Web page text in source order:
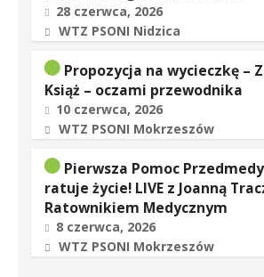
28 czerwca, 2026
WTZ PSONI Nidzica
Propozycja na wycieczkę –
Książ – oczami przewodnika
10 czerwca, 2026
WTZ PSONI Mokrzeszów
Pierwsza Pomoc
ratuje życie! LIVE z Joanną
Ratownikiem Medycznym
8 czerwca, 2026
WTZ PSONI Mokrzeszów